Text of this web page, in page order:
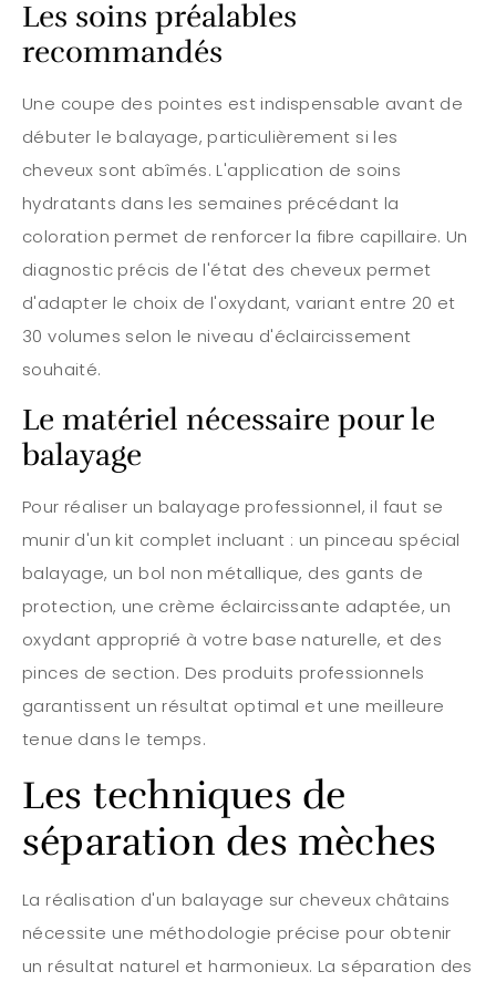
Les soins préalables
recommandés
Une coupe des pointes est indispensable avant de
débuter le balayage, particulièrement si les
cheveux sont abîmés. L'application de soins
hydratants dans les semaines précédant la
coloration permet de renforcer la fibre capillaire. Un
diagnostic précis de l'état des cheveux permet
d'adapter le choix de l'oxydant, variant entre 20 et
30 volumes selon le niveau d'éclaircissement
souhaité.
Le matériel nécessaire pour le
balayage
Pour réaliser un balayage professionnel, il faut se
munir d'un kit complet incluant : un pinceau spécial
balayage, un bol non métallique, des gants de
protection, une crème éclaircissante adaptée, un
oxydant approprié à votre base naturelle, et des
pinces de section. Des produits professionnels
garantissent un résultat optimal et une meilleure
tenue dans le temps.
Les techniques de
séparation des mèches
La réalisation d'un balayage sur cheveux châtains
nécessite une méthodologie précise pour obtenir
un résultat naturel et harmonieux. La séparation des